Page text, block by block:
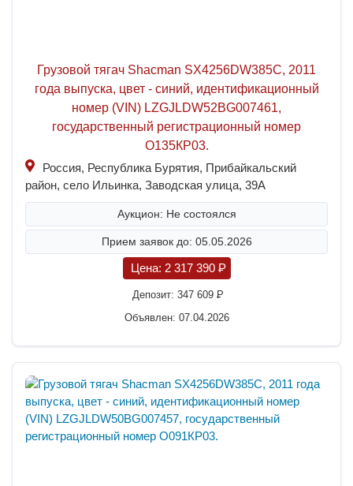
Грузовой тягач Shacman SX4256DW385C, 2011
года выпуска, цвет - синий, идентификационный
номер (VIN) LZGJLDW52BG007461,
государственный регистрационный номер
О135КР03.
Россия, Республика Бурятия, Прибайкальский
район, село Ильинка, Заводская улица, 39А
Аукцион: Не состоялся
Прием заявок до: 05.05.2026
Цена: 2 317 390 P
Депозит: 347 609 P
Объявлен: 07.04.2026